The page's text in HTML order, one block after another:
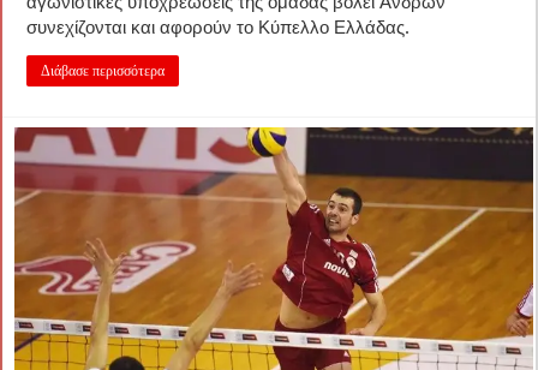
συνεχίζονται και αφορούν το Κύπελλο Ελλάδας.
Διάβασε περισσότερα